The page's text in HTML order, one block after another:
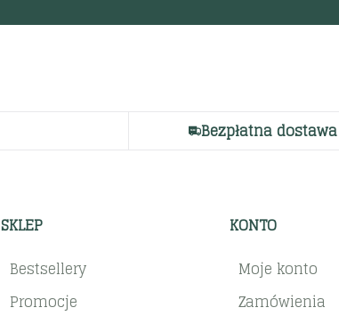
Bezpłatna
SKLEP
Bestsellery
Promocje
KONTO
Moje konto
Zamówienia